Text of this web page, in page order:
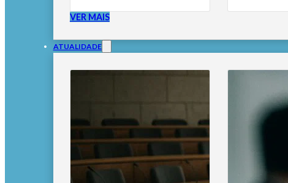
VER MAIS
ATUALIDADE